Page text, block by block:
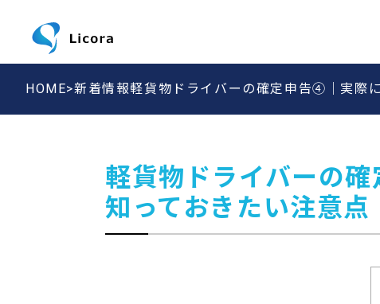
HOME>新着情報軽貨物ドライバーの確定申告④│実際
軽貨物ドライバーの
知っておきたい注意点